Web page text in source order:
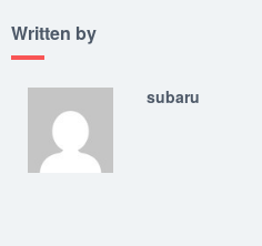
Written by
subaru